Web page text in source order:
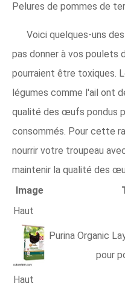
Pelures de pommes de
Voici quelques-uns
pas donner à vos poulets
pourraient être toxiques.
légumes comme l'ail ont
qualité des œufs pondus
consommés. Pour cette
nourrir votre troupeau
maintenir la qualité des
Image
Haut
Haut
Purina Organic
pour